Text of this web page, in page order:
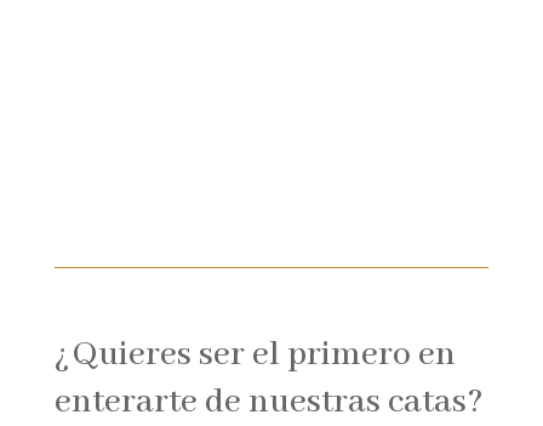
¿Quieres ser el primero en
enterarte de nuestras catas?